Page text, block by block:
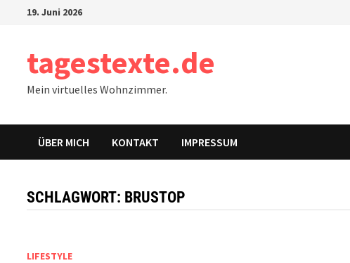
19. Juni 2026
tagestexte.de
Mein virtuelles Wohnzimmer.
ÜBER MICH KONTAKT IMPRESSUM
SCHLAGWORT: BRUSTOP
LIFESTYLE